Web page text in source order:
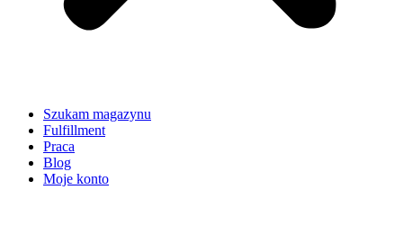
Szukam magazynu
Fulfillment
Praca
Blog
Moje konto